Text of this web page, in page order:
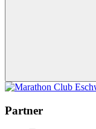
Partner